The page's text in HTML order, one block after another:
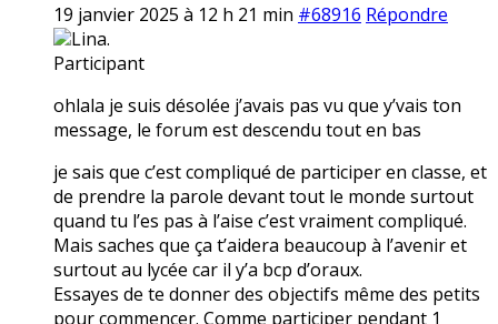
19 janvier 2025 à 12 h 21 min #68916 Répondre
Lina.
Participant
ohlala je suis désolée j’avais pas vu que y’vais ton
message, le forum est descendu tout en bas
je sais que c’est compliqué de participer en classe, et
de prendre la parole devant tout le monde surtout
quand tu l’es pas à l’aise c’est vraiment compliqué.
Mais saches que ça t’aidera beaucoup à l’avenir et
surtout au lycée car il y’a bcp d’oraux.
Essayes de te donner des objectifs même des petits
pour commencer. Comme participer pendant 1